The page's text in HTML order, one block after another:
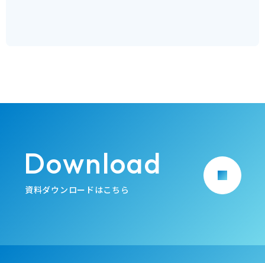
Download
資料ダウンロードはこちら
arrow_forward